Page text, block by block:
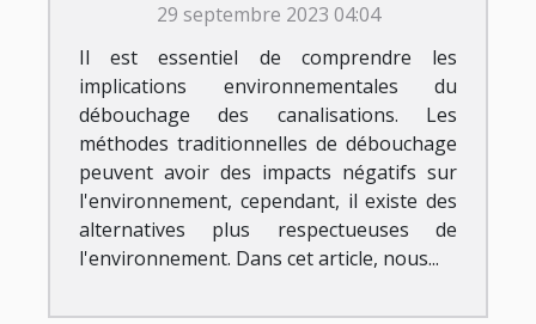
canalisations
29 septembre 2023 04:04
Il est essentiel de comprendre les
implications environnementales du
débouchage des canalisations. Les
méthodes traditionnelles de débouchage
peuvent avoir des impacts négatifs sur
l'environnement, cependant, il existe des
alternatives plus respectueuses de
l'environnement. Dans cet article, nous...